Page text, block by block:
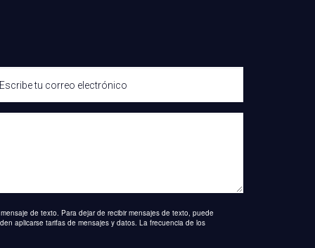
de texto. Para dejar de recibir mensajes de texto, puede
aplicarse tarifas de mensajes y datos. La frecuencia de los